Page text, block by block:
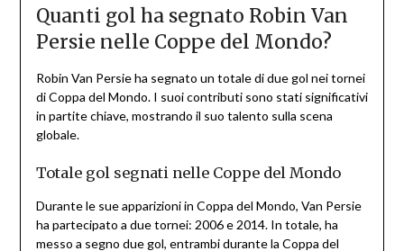
Quanti gol ha segnato Robin Van
Persie nelle Coppe del Mondo?
Robin Van Persie ha segnato un totale di due gol nei tornei
di Coppa del Mondo. I suoi contributi sono stati significativi
in partite chiave, mostrando il suo talento sulla scena
globale.
Totale gol segnati nelle Coppe del Mondo
Durante le sue apparizioni in Coppa del Mondo, Van Persie
ha partecipato a due tornei: 2006 e 2014. In totale, ha
messo a segno due gol, entrambi durante la Coppa del